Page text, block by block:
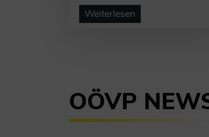
Weiterlesen
OÖVP